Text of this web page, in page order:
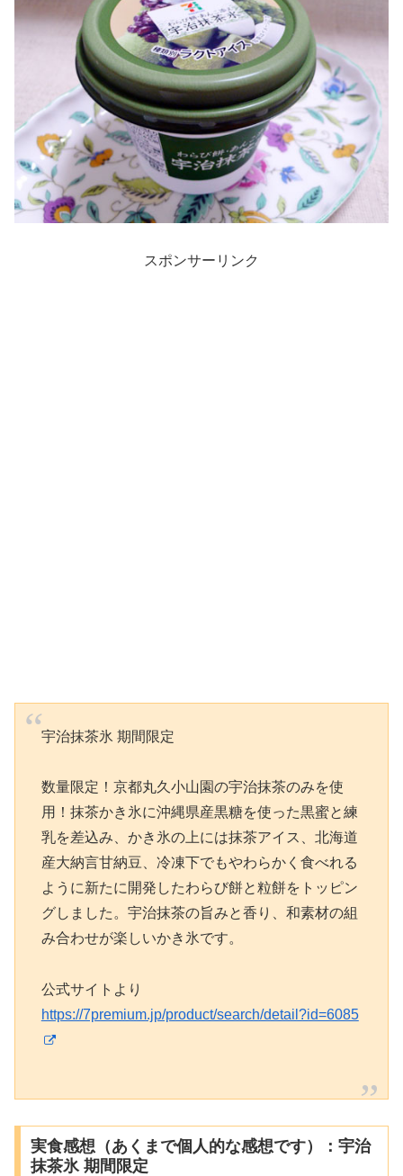
スポンサーリンク
宇治抹茶氷 期間限定
数量限定！京都丸久小山園の宇治抹茶のみを使
用！抹茶かき氷に沖縄県産黒糖を使った黒蜜と練
乳を差込み、かき氷の上には抹茶アイス、北海道
産大納言甘納豆、冷凍下でもやわらかく食べれる
ように新たに開発したわらび餅と粒餅をトッピン
グしました。宇治抹茶の旨みと香り、和素材の組
み合わせが楽しいかき氷です。
公式サイトより
https://7premium.jp/product/search/detail?id=6085
実食感想（あくまで個人的な感想です）：宇治
抹茶氷 期間限定